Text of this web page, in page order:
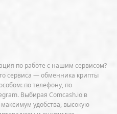
Bitcoin Pizza Day
Bithumb
BlackRock
Block
по работе с нашим сервисом?
сервиса — обменника крипты
по телефону, по
Выбирая Comcash.io в
удобства, высокую